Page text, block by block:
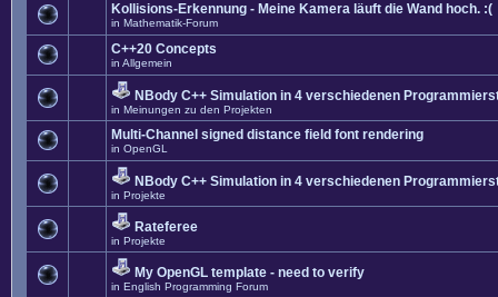
Kollisions-Erkennung - Meine Kamera läuft die Wand hoch. :(
in Mathematik-Forum
C++20 Concepts
in Allgemein
NBody C++ Simulation in 4 verschiedenen
in Meinungen zu den Projekten
Multi-Channel signed distance field font rendering
in OpenGL
NBody C++ Simulation in 4 verschiedenen
in Projekte
Rateferee
in Projekte
My OpenGL template - need to verify
in English Programming Forum